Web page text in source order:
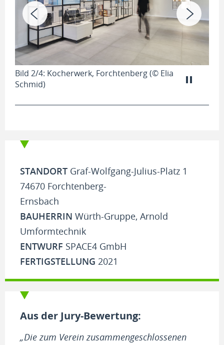
Bild 2/4: Kocherwerk, Forchtenberg (© Elia
Schmid)
STANDORT Graf-Wolfgang-Julius-Platz 1
74670 Forchtenberg-
Ernsbach
BAUHERRIN Würth-Gruppe, Arnold
Umformtechnik
ENTWURF SPACE4 GmbH
FERTIGSTELLUNG 2021
Aus der Jury-Bewertung:
„Die zum Verein zusammengeschlossenen